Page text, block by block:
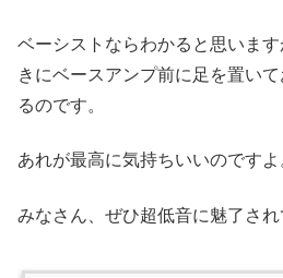
ベーシストならわかると思いま
きにベースアンプ前に足を置い
るのです。
あれが最高に気持ちいいのですよ
みなさん、ぜひ超低音に魅了され